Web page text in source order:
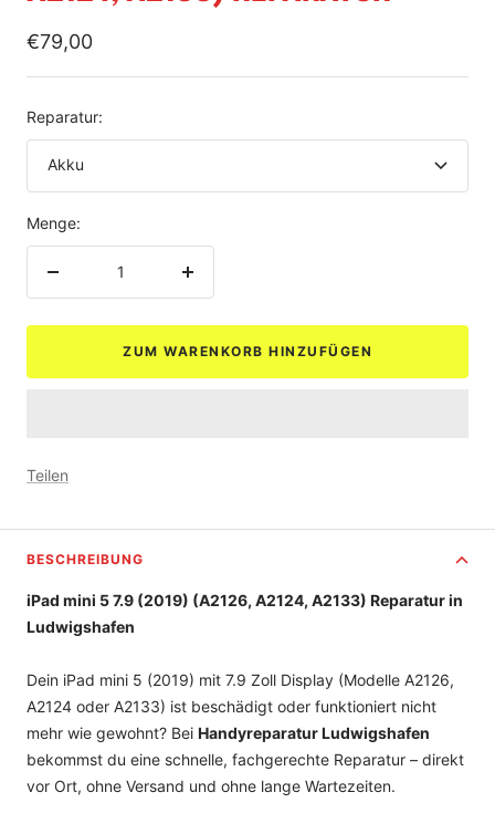
Angebotspreis
€79,00
Reparatur:
Akku
Menge:
Menge
ZUM WARENKORB HINZUFÜGEN
Teilen
BESCHREIBUNG
iPad mini 5 7.9 (2019) (A2126, A2124, A2133) Reparatur in
Ludwigshafen
Dein iPad mini 5 (2019) mit 7.9 Zoll Display (Modelle A2126,
A2124 oder A2133) ist beschädigt oder funktioniert nicht
mehr wie gewohnt? Bei Handyreparatur Ludwigshafen
bekommst du eine schnelle, fachgerechte Reparatur – direkt
vor Ort, ohne Versand und ohne lange Wartezeiten.